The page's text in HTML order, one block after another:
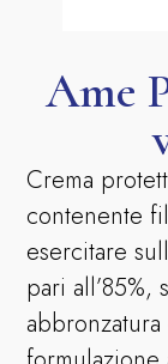
Ame
Crema
contenente
esercitare
pari all’85%,